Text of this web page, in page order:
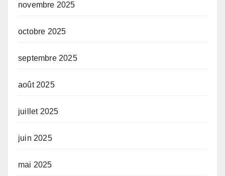
novembre 2025
octobre 2025
septembre 2025
août 2025
juillet 2025
juin 2025
mai 2025